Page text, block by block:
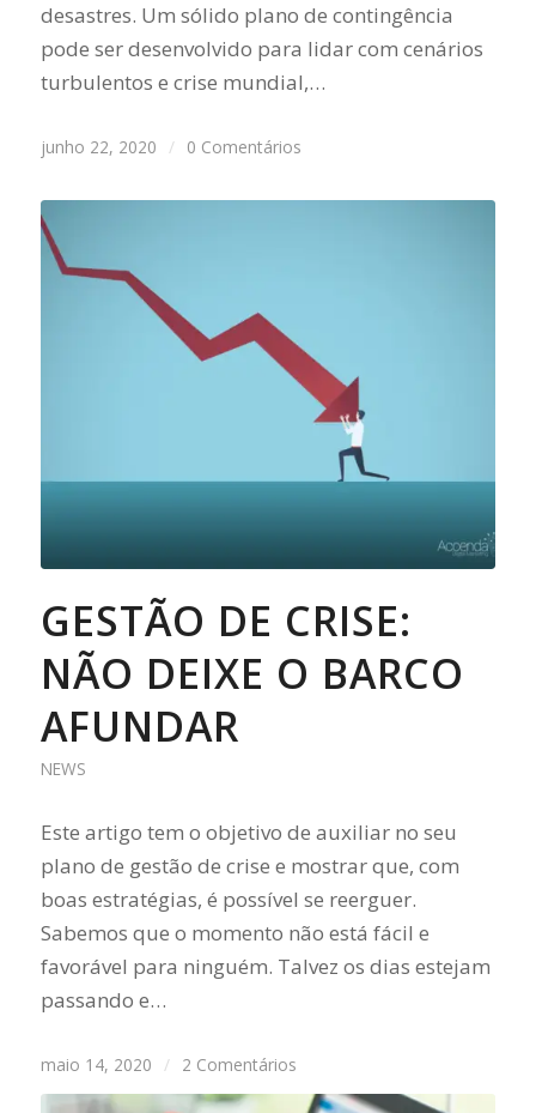
desastres. Um sólido plano de contingência
pode ser desenvolvido para lidar com cenários
turbulentos e crise mundial,…
junho 22, 2020 / 0 Comentários
GESTÃO DE CRISE:
NÃO DEIXE O BARCO
AFUNDAR
NEWS
Este artigo tem o objetivo de auxiliar no seu
plano de gestão de crise e mostrar que, com
boas estratégias, é possível se reerguer.
Sabemos que o momento não está fácil e
favorável para ninguém. Talvez os dias estejam
passando e…
maio 14, 2020 / 2 Comentários